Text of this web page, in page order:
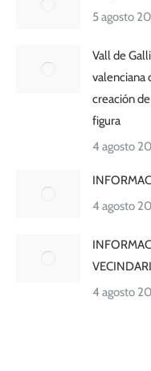
5 agosto
Vall de
valenciana
creación
figura
4 agosto
4 agosto
4 agosto